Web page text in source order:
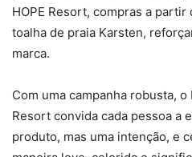
HOPE Resort, compras a
toalha de praia Karsten,
marca.
Com uma campanha robusta, o
Resort convida cada pessoa a
produto, mas uma intenção, e